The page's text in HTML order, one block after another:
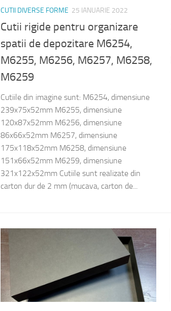
CUTII DIVERSE FORME 25 IANUARIE 2022
Cutii rigide pentru organizare
spatii de depozitare M6254,
M6255, M6256, M6257, M6258,
M6259
Cutiile din imagine sunt: M6254, dimensiune
239x75x52mm M6255, dimensiune
120x87x52mm M6256, dimensiune
86x66x52mm M6257, dimensiune
175x118x52mm M6258, dimensiune
151x66x52mm M6259, dimensiune
321x122x52mm Cutiile sunt realizate din
carton dur de 2 mm (mucava, carton de...